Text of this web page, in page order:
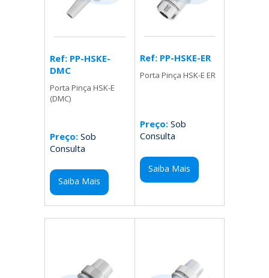
Ref: PP-HSKE-
DMC
Porta Pinça HSK-E
(DMC)
Preço: Sob
Consulta
Saiba Mais
Ref: PP-HSKE-ER
Porta Pinça HSK-E ER
Preço:Sob
Consulta
Saiba Mais